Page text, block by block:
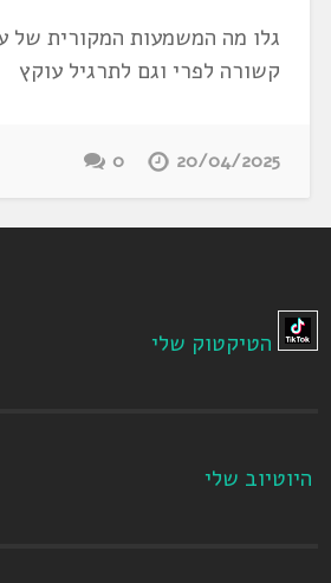
גלו מה המשמעות המקורית של
קשורה לפרי וגם לתרגיל עוקץ
20/04/2025
0
הטיקטוק שלי
היוטיוב שלי